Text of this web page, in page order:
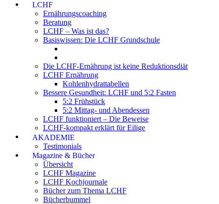
LCHF
Ernährungscoaching
Beratung
LCHF – Was ist das?
Basiswissen: Die LCHF Grundschule
Die LCHF-Ernährung ist keine Reduktionsdiät
LCHF Ernährung
Kohlenhydrattabellen
Bessere Gesundheit: LCHF und 5:2 Fasten
5:2 Frühstück
5:2 Mittag- und Abendessen
LCHF funktioniert – Die Beweise
LCHF-kompakt erklärt für Eilige
AKADEMIE
Testimonials
Magazine & Bücher
Übersicht
LCHF Magazine
LCHF Kochjournale
Bücher zum Thema LCHF
Bücherbummel